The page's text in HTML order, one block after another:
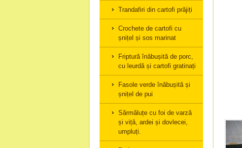
Trandafiri din cartofi prăjiți
Crochete de cartofi cu
șnițel și sos marinat
Friptură înăbușită de porc,
cu leurdă și cartofi gratinați
Fasole verde înăbușită și
șnițel de pui
Sărmăluțe cu foi de varză
și viță, ardei și dovlecei,
umpluți.